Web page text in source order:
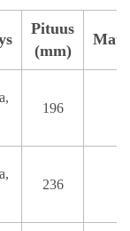
Pituus
(mm)
196
236